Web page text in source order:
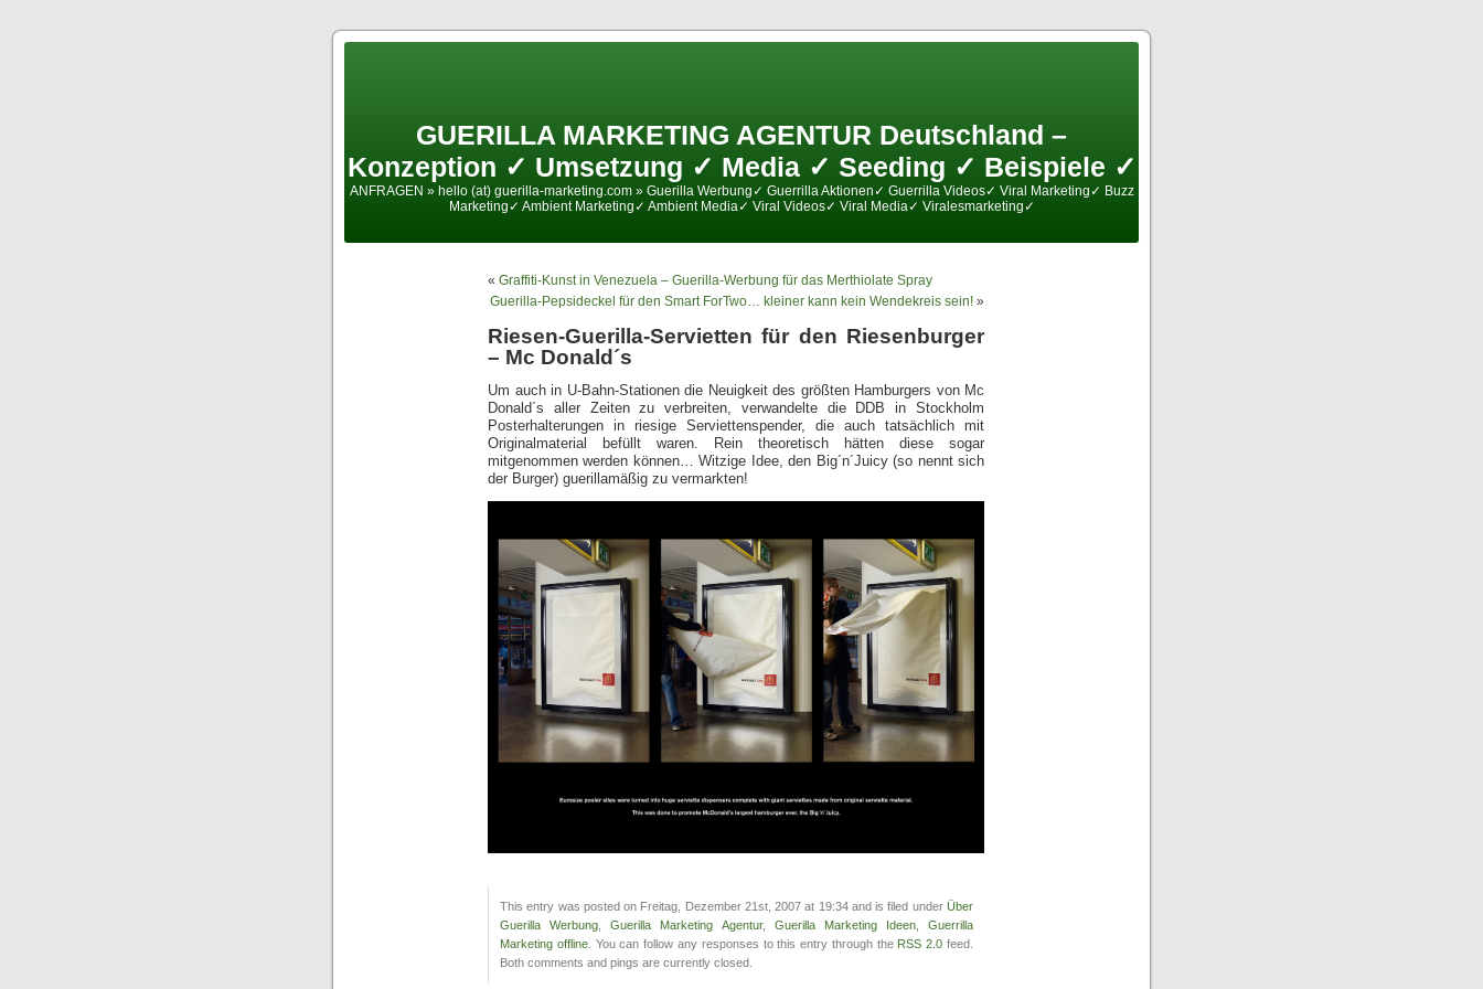
GUERILLA MARKETING AGENTUR Deutschland –
Konzeption ✓ Umsetzung ✓ Media ✓ Seeding ✓ Beispiele ✓
ANFRAGEN » hello (at) guerilla-marketing.com » Guerilla Werbung✓ Guerrilla Aktionen✓ Guerrilla Videos✓ Viral Marketing✓ Buzz
Marketing✓ Ambient Marketing✓ Ambient Media✓ Viral Videos✓ Viral Media✓ Viralesmarketing✓
« Graffiti-Kunst in Venezuela – Guerilla-Werbung für das Merthiolate Spray
Guerilla-Pepsideckel für den Smart ForTwo… kleiner kann kein Wendekreis sein! »
Riesen-Guerilla-Servietten für den Riesenburger
– Mc Donald´s
Um auch in U-Bahn-Stationen die Neuigkeit des größten Hamburgers von Mc
Donald´s aller Zeiten zu verbreiten, verwandelte die DDB in Stockholm
Posterhalterungen in riesige Serviettenspender, die auch tatsächlich mit
Originalmaterial befüllt waren. Rein theoretisch hätten diese sogar
mitgenommen werden können… Witzige Idee, den Big´n´Juicy (so nennt sich
der Burger) guerillamäßig zu vermarkten!
This entry was posted on Freitag, Dezember 21st, 2007 at 19:34 and is filed under Über
Guerilla Werbung ,Guerilla Marketing Agentur, Guerilla Marketing Ideen, Guerrilla
Marketing offline. You can follow any responses to this entry through the RSS 2.0 feed.
Both comments and pings are currently closed.